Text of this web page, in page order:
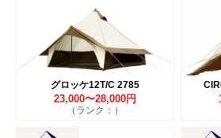
グロッケ12T/C 2785
23,000〜28,000円
（ランク：）